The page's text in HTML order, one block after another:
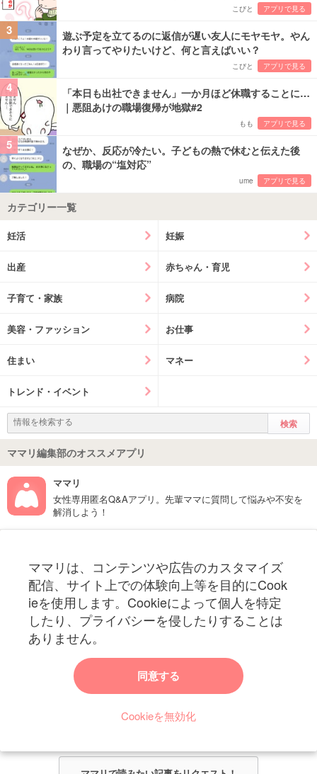
こびと アプリで見る
3
遊ぶ予定を立てるのに返信が遅い友人にモヤモヤ。やん
わり言ってやりたいけど、何と言えばいい？
こびと アプリで見る
4
「本日も出社できません」一か月ほど休職することに…
｜悪阻あけの職場復帰が地獄#2
もも アプリで見る
5
なぜか、反応が冷たい。子どもの熱で休むと伝えた後
の、職場の“塩対応”
ume アプリで見る
カテゴリー一覧
妊活 妊娠
出産 赤ちゃん・育児
子育て・家族 病院
美容・ファッション お仕事
住まい マネー
トレンド・イベント
ママリ編集部のオススメアプリ
ママリ
女性専用匿名Q&Aアプリ。先輩ママに質問して悩みや不安を
解消しよう！
ママリは、コンテンツや広告のカスタマイズ
配信、サイト上での体験向上等を目的にCook
ieを使用します。Cookieによって個人を特定
したり、プライバシーを侵したりすることは
ありません。
同意する
Cookieを無効化
妊娠〜子育て中のお役立ち情報を配信中
ママリからのお知らせ
ママリ編集部がみなさんのご意見をもとに記事を作成させていただきま